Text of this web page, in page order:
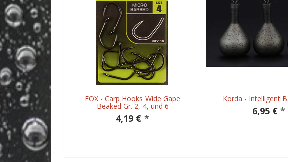
FOX - Carp Hooks Wide Gape
Beaked Gr. 2, 4, und 6
4,19 € *
Korda - Intelligent
6,95 € *